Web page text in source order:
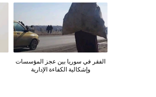
الفقر في سوريا بين عجز المؤسسات
وإشكالية الكفاءة الإدارية